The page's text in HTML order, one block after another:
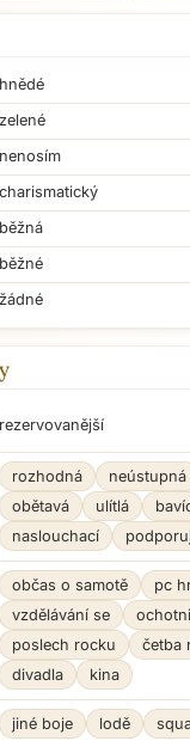
hnědé
zelené
nenosím
charismatický
běžná
běžné
žádné
rezervovanější
rozhodná neústupná
obětavá
ulítlá
naslouchací
občas o samotě
pc
vzdělávání se
poslech rocku
četba
divadla
kina
jiné boje lodě